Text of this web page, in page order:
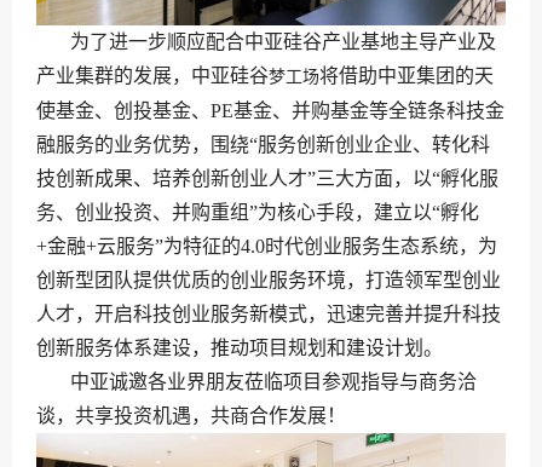
为了进一步顺应配合中亚硅谷产业基地主导产业及
产业集群的发展，中亚硅谷梦工场将借助中亚集团的天
使基金、创投基金、PE基金、并购基金等全链条科技金
融服务的业务优势，围绕“服务创新创业企业、转化科
技创新成果、培养创新创业人才”三大方面，以“孵化服
务、创业投资、并购重组”为核心手段，建立以“孵化
+金融+云服务”为特征的4.0时代创业服务生态系统，为
创新型团队提供优质的创业服务环境，打造领军型创业
人才，开启科技创业服务新模式，迅速完善并提升科技
创新服务体系建设，推动项目规划和建设计划。
中亚诚邀各业界朋友莅临项目参观指导与商务洽
谈，共享投资机遇，共商合作发展！